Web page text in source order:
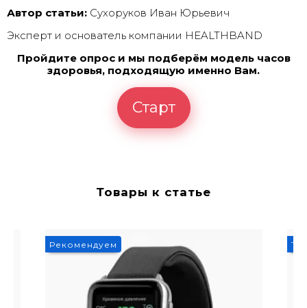
Автор статьи: Сухоруков Иван Юрьевич
Эксперт и основатель компании HEALTHBAND
Пройдите опрос и мы подберём модель часов
здоровья, подходящую именно Вам.
Старт
Товары к статье
Рекомендуем